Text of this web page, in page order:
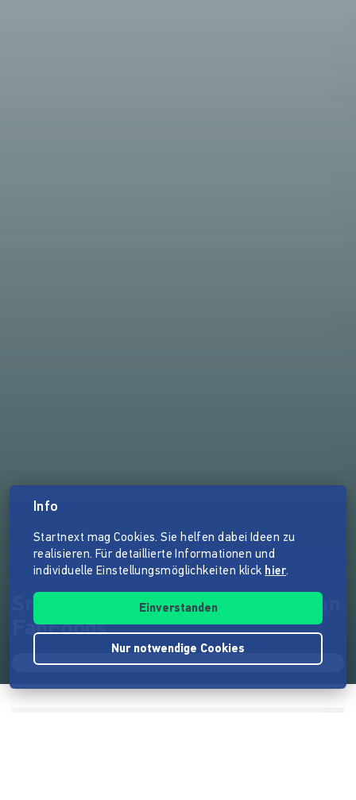
Smoothie Bowls zum Löffeln von
FabFoods
Info
Startnext mag Cookies. Sie helfen dabei Ideen zu
realisieren. Für detaillierte Informationen und
individuelle Einstellungsmöglichkeiten klick hier.
Einverstanden
Nur notwendige Cookies